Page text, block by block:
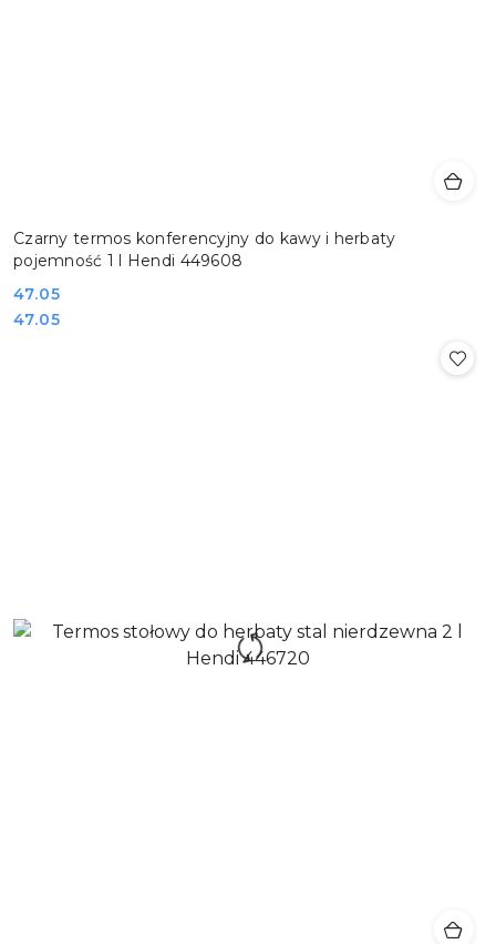
Czarny termos konferencyjny do kawy i herbaty
pojemność 1 l Hendi 449608
Cena:
47.05
Cena:
47.05